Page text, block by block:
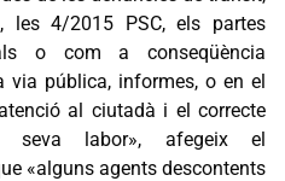
les 4/2015 PSC, els partes
o com a conseqüència
via pública, informes, o en el
al ciutadà i el correcte
seva labor», afegeix el
«alguns agents descontents